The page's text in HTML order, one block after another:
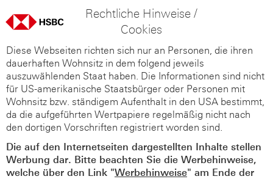
Rechtliche Hinweise /
Cookies
Diese Webseiten richten sich nur an Personen, die ihren
dauerhaften Wohnsitz in dem folgend jeweils
auszuwählenden Staat haben. Die Informationen sind nicht
für US-amerikanische Staatsbürger oder Personen mit
Wohnsitz bzw. ständigem Aufenthalt in den USA bestimmt,
da die aufgeführten Wertpapiere regelmäßig nicht nach
den dortigen Vorschriften registriert worden sind.
Die auf den Internetseiten dargestellten Inhalte stellen
Werbung dar. Bitte beachten Sie die Werbehinweise,
welche über den Link "Werbehinweise" am Ende der